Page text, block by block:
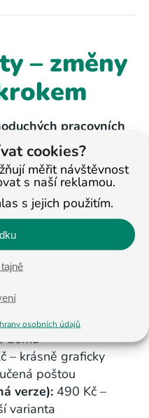
cookies?
měřit návštěvnost
s naší reklamou.
s jejich použitím.
osobních údajů
– změny
pracovních
opakovaně. Pomáhají
změny a postupně
– po malých, ale
tempem.
ke stažení, můžete
doma
– krásně graficky
poštou
verze):490 Kč –
varianta